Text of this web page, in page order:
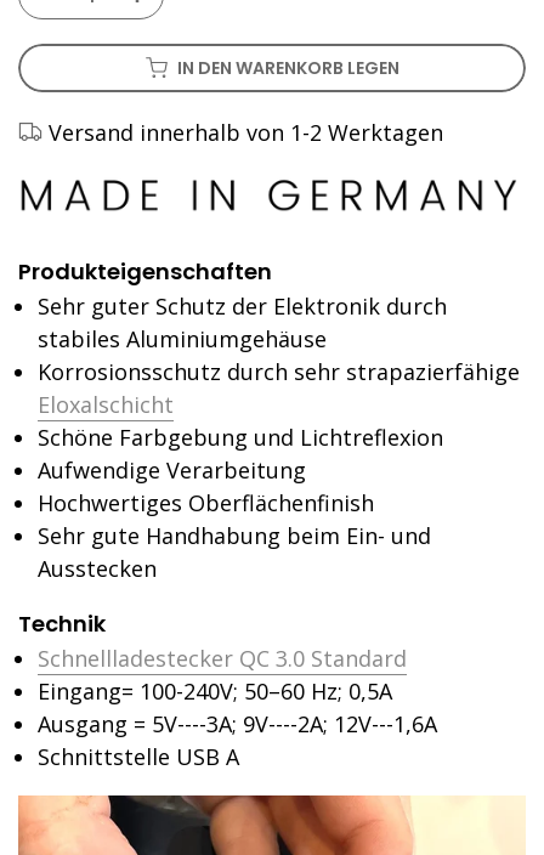
IN DEN WARENKORB LEGEN
Versand innerhalb von 1-2 Werktagen
Produkteigenschaften
Sehr guter Schutz der Elektronik durch
stabiles Aluminiumgehäuse
Korrosionsschutz durch sehr strapazierfähige
Eloxalschicht
Schöne Farbgebung und Lichtreflexion
Aufwendige Verarbeitung
Hochwertiges Oberflächenfinish
Sehr gute Handhabung beim Ein- und
Ausstecken
Technik
Schnellladestecker QC 3.0 Standard
Eingang= 100-240V; 50–60 Hz; 0,5A
Ausgang = 5V----3A; 9V----2A; 12V---1,6A
Schnittstelle USB A